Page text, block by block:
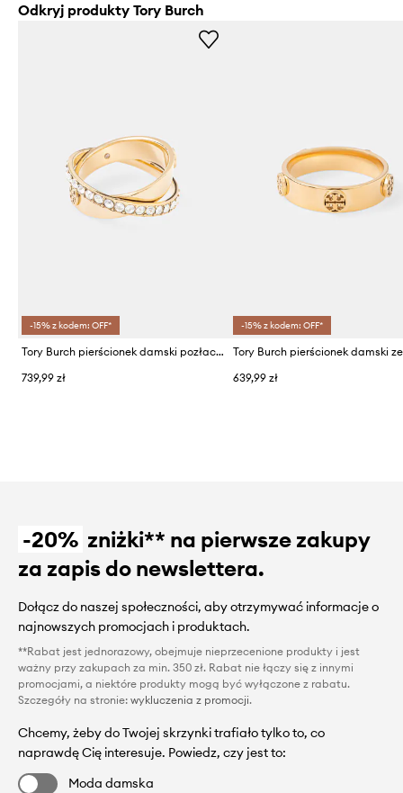
Odkryj produkty Tory Burch
-15% z kodem: OFF*
Tory Burch pierścionek damski pozłacany kryształowy Icon
739,99 zł
-15% z kodem: OFF*
639,99 zł
-20% zniżki** na pierwsze zakupy
za zapis do newslettera.
Dołącz do naszej społeczności, aby otrzymywać informacje o
najnowszych promocjach i produktach.
**Rabat jest jednorazowy, obejmuje nieprzecenione produkty i jest
ważny przy zakupach za min. 350 zł. Rabat nie łączy się z innymi
promocjami, a niektóre produkty mogą być wyłączone z rabatu.
Szczegóły na stronie: wykluczenia z promocji.
Chcemy, żeby do Twojej skrzynki trafiało tylko to, co
naprawdę Cię interesuje. Powiedz, czy jest to:
Moda damska